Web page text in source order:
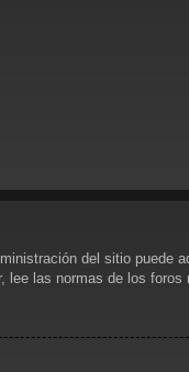
del sitio puede
las normas de los foros